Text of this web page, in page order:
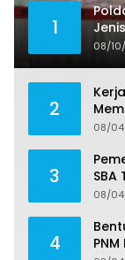
1
50
08/
2
08/
3
08/
4